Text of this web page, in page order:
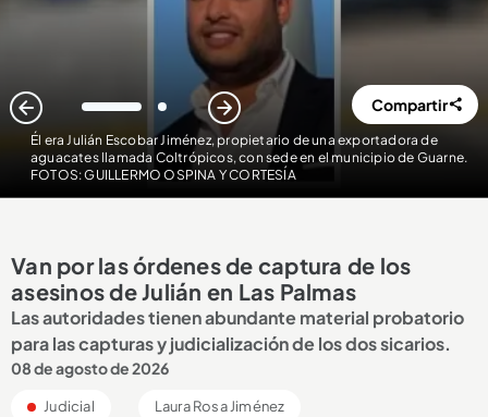
Él era Julián Escobar Jiménez, propietario de una exportadora de
aguacates llamada Coltrópicos, con sede en el municipio de Guarne.
FOTOS: GUILLERMO OSPINA Y CORTESÍA
1 2 Compartir
Van por las órdenes de captura de los
asesinos de Julián en Las Palmas
Las autoridades tienen abundante material probatorio
para las capturas y judicialización de los dos sicarios.
08 de agosto de 2026
Judicial Laura Rosa Jiménez